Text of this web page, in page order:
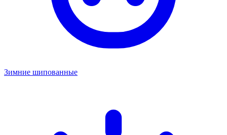
Зимние шипованные